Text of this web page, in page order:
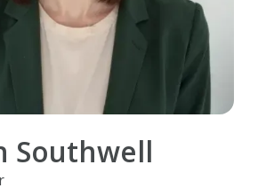
Southwell